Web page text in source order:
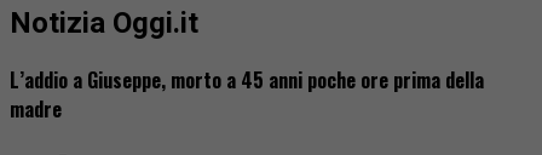
Notizia Oggi.it
L’addio a Giuseppe, morto a 45 anni poche ore prima della
madre